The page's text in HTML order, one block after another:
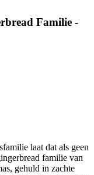
Familie -
laat dat als geen
familie van
gehuld in zachte